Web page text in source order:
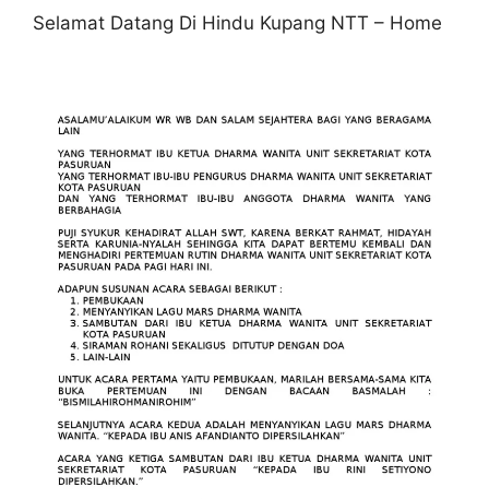
Selamat Datang Di Hindu Kupang NTT – Home